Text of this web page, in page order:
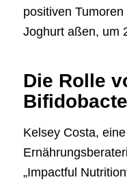
positiven
Joghurt aßen, um
Die Rolle
Kelsey Costa,
„Impactful